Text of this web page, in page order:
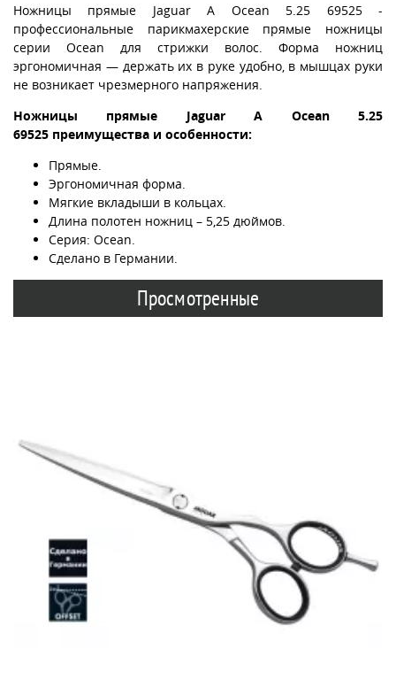
Ножницы прямые Jaguar A Ocean 5.25 69525 -
профессиональные парикмахерские прямые ножницы
серии Ocean для стрижки волос. Форма ножниц
эргономичная — держать их в руке удобно, в мышцах руки
не возникает чрезмерного напряжения.
Ножницы прямые Jaguar A Ocean 5.25
69525 преимущества и особенности:
Прямые.
Эргономичная форма.
Мягкие вкладыши в кольцах.
Длина полотен ножниц – 5,25 дюймов.
Серия: Ocean.
Сделано в Германии.
Просмотренные